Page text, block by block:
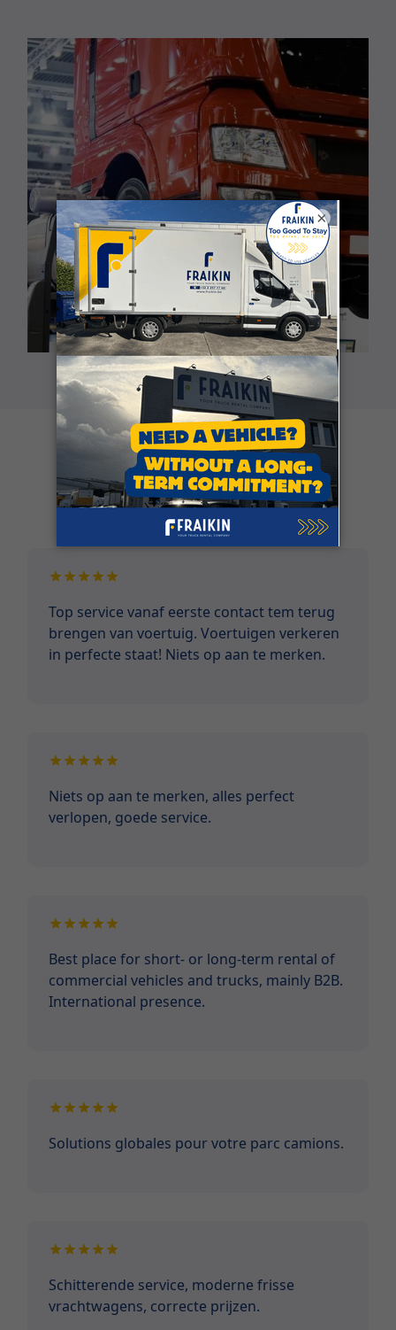
Klantgetuigenissen
Top service vanaf eerste contact tem terug
brengen van voertuig. Voertuigen verkeren
in perfecte staat! Niets op aan te merken.
Niets op aan te merken, alles perfect
verlopen, goede service.
Best place for short- or long-term rental of
commercial vehicles and trucks, mainly B2B.
International presence.
Solutions globales pour votre parc camions.
Schitterende service, moderne frisse
vrachtwagens, correcte prijzen.
×